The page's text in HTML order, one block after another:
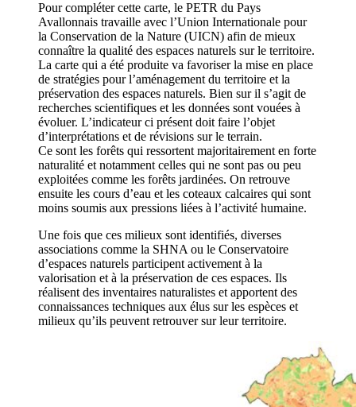
Pour compléter cette carte, le PETR du Pays
Avallonnais travaille avec l’Union Internationale pour
la Conservation de la Nature (UICN) afin de mieux
connaître la qualité des espaces naturels sur le territoire.
La carte qui a été produite va favoriser la mise en place
de stratégies pour l’aménagement du territoire et la
préservation des espaces naturels. Bien sur il s’agit de
recherches scientifiques et les données sont vouées à
évoluer. L’indicateur ci présent doit faire l’objet
d’interprétations et de révisions sur le terrain.
Ce sont les forêts qui ressortent majoritairement en forte
naturalité et notamment celles qui ne sont pas ou peu
exploitées comme les forêts jardinées. On retrouve
ensuite les cours d’eau et les coteaux calcaires qui sont
moins soumis aux pressions liées à l’activité humaine.
Une fois que ces milieux sont identifiés, diverses
associations comme la SHNA ou le Conservatoire
d’espaces naturels participent activement à la
valorisation et à la préservation de ces espaces. Ils
réalisent des inventaires naturalistes et apportent des
connaissances techniques aux élus sur les espèces et
milieux qu’ils peuvent retrouver sur leur territoire.